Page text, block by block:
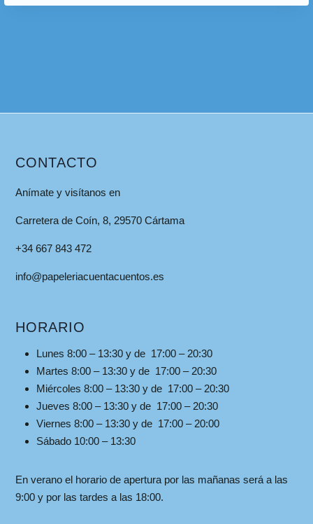
CONTACTO
Anímate y visítanos en
Carretera de Coín, 8, 29570 Cártama
+34 667 843 472
info@papeleriacuentacuentos.es
HORARIO
Lunes 8:00 – 13:30 y de 17:00 – 20:30
Martes 8:00 – 13:30 y de 17:00 – 20:30
Miércoles 8:00 – 13:30 y de 17:00 – 20:30
Jueves 8:00 – 13:30 y de 17:00 – 20:30
Viernes 8:00 – 13:30 y de 17:00 – 20:00
Sábado 10:00 – 13:30
En verano el horario de apertura por las mañanas será a las
9:00 y por las tardes a las 18:00.